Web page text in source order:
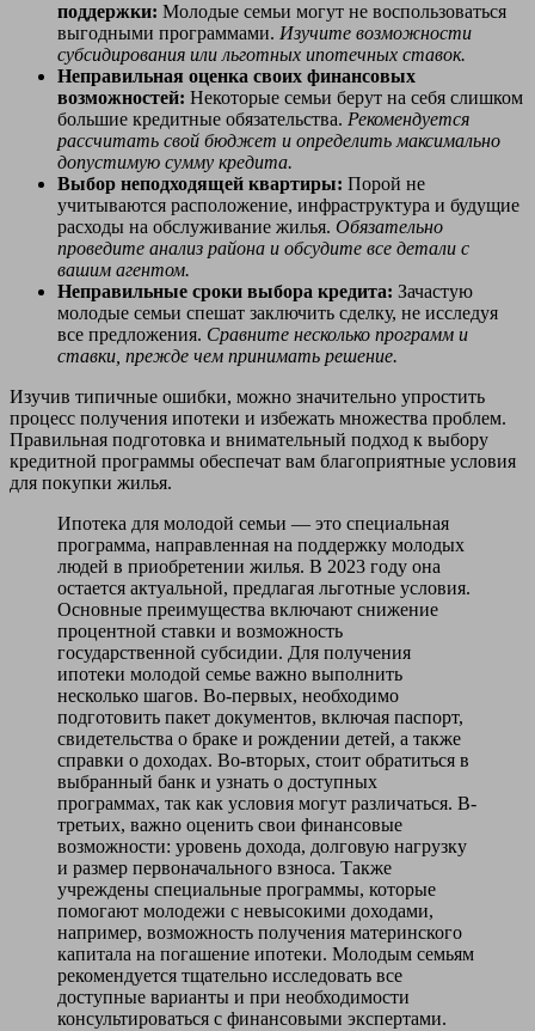
поддержки: Молодые семьи могут не воспользоваться
выгодными программами. Изучите возможности
субсидирования или льготных ипотечных ставок.
Неправильная оценка своих финансовых
возможностей: Некоторые семьи берут на себя слишком
большие кредитные обязательства. Рекомендуется
рассчитать свой бюджет и определить максимально
допустимую сумму кредита.
Выбор неподходящей квартиры: Порой не
учитываются расположение, инфраструктура и будущие
расходы на обслуживание жилья. Обязательно
проведите анализ района и обсудите все детали с
вашим агентом.
Неправильные сроки выбора кредита: Зачастую
молодые семьи спешат заключить сделку, не исследуя
все предложения. Сравните несколько программ и
ставки, прежде чем принимать решение.
Изучив типичные ошибки, можно значительно упростить
процесс получения ипотеки и избежать множества проблем.
Правильная подготовка и внимательный подход к выбору
кредитной программы обеспечат вам благоприятные условия
для покупки жилья.
Ипотека для молодой семьи — это специальная
программа, направленная на поддержку молодых
людей в приобретении жилья. В 2023 году она
остается актуальной, предлагая льготные условия.
Основные преимущества включают снижение
процентной ставки и возможность
государственной субсидии. Для получения
ипотеки молодой семье важно выполнить
несколько шагов. Во-первых, необходимо
подготовить пакет документов, включая паспорт,
свидетельства о браке и рождении детей, а также
справки о доходах. Во-вторых, стоит обратиться в
выбранный банк и узнать о доступных
программах, так как условия могут различаться. В-
третьих, важно оценить свои финансовые
возможности: уровень дохода, долговую нагрузку
и размер первоначального взноса. Также
учреждены специальные программы, которые
помогают молодежи с невысокими доходами,
например, возможность получения материнского
капитала на погашение ипотеки. Молодым семьям
рекомендуется тщательно исследовать все
доступные варианты и при необходимости
консультироваться с финансовыми экспертами.